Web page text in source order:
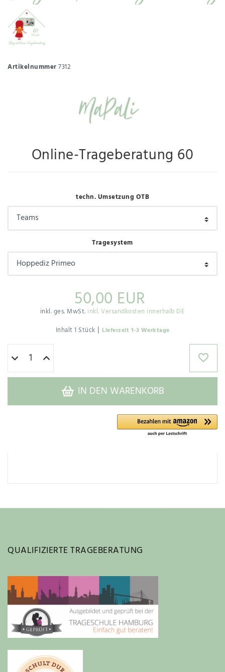
Artikelnummer7312
Online-Trageberatung 60
techn. Umsetzung OTB
Tragesystem
50,00 EUR
inkl. ges. MwSt. inkl. Versandkosten innerhalb DE
Inhalt1 Stück | Lieferzeit 1-3 Werktage
IN DEN WARENKORB
QUALIFIZIERTE TRAGEBERATUNG